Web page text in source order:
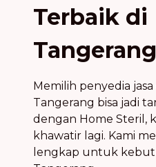
Terbaik di
Memilih penyedia
Tangerang bisa jadi
dengan Home Steril,
khawatir lagi. Kami
lengkap untuk